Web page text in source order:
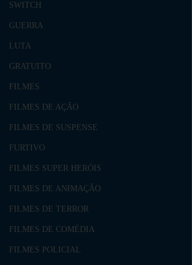
SWITCH
GUERRA
LUTA
GRATUITO
FILMES
FILMES DE AÇÃO
FILMES DE SUSPENSE
FURTIVO
FILMES SUPER HERÓIS
FILMES DE ANIMAÇÃO
FILMES DE TERROR
FILMES DE COMÉDIA
FILMES POLICIAL